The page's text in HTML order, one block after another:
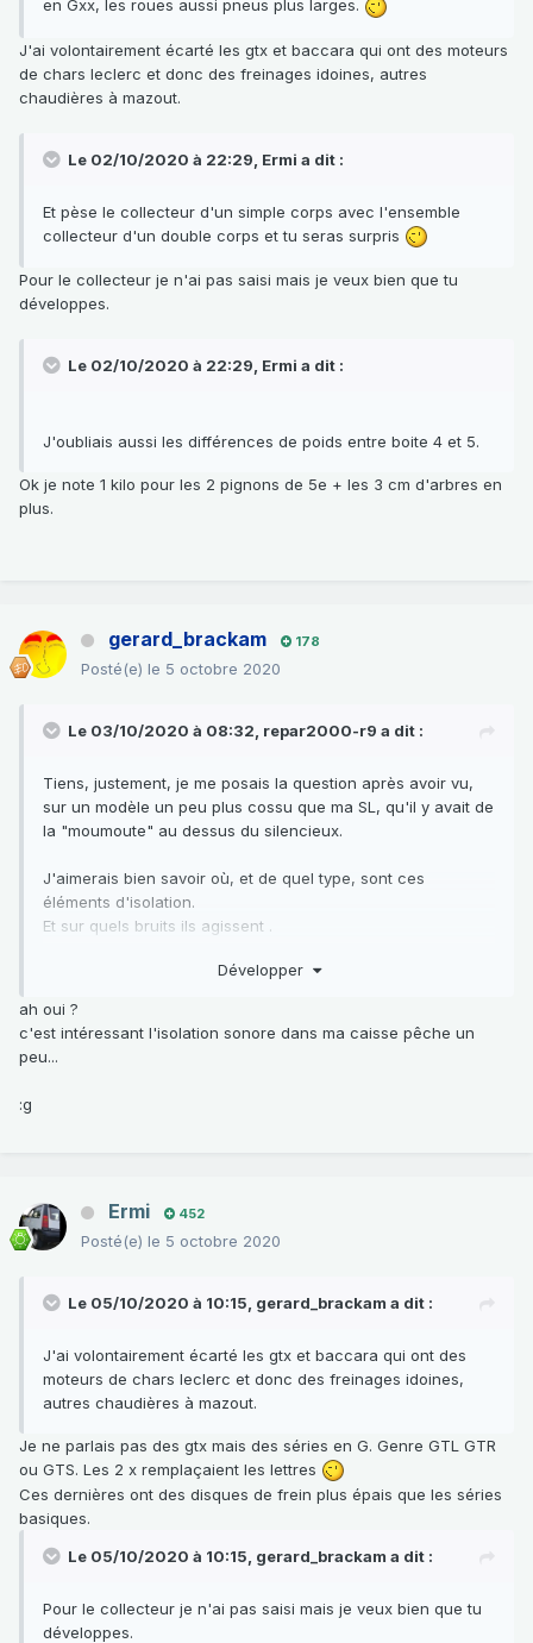
en Gxx, les roues aussi pneus plus larges.
J'ai volontairement écarté les gtx et baccara qui ont des moteurs
de chars leclerc et donc des freinages idoines, autres
chaudières à mazout.
Le 02/10/2020 à 22:29, Ermi a dit :
Et pèse le collecteur d'un simple corps avec l'ensemble
collecteur d'un double corps et tu seras surpris
Pour le collecteur je n'ai pas saisi mais je veux bien que tu
développes.
Le 02/10/2020 à 22:29, Ermi a dit :
J'oubliais aussi les différences de poids entre boite 4 et 5.
Ok je note 1 kilo pour les 2 pignons de 5e + les 3 cm d'arbres en
plus.
gerard_brackam 178
Posté(e) le 5 octobre 2020
Le 03/10/2020 à 08:32, repar2000-r9 a dit :
Tiens, justement, je me posais la question après avoir vu,
sur un modèle un peu plus cossu que ma SL, qu'il y avait de
la "moumoute" au dessus du silencieux.
J'aimerais bien savoir où, et de quel type, sont ces
éléments d'isolation.
Et sur quels bruits ils agissent .
Développer
ah oui ?
c'est intéressant l'isolation sonore dans ma caisse pêche un
peu...
:g
Ermi 452
Posté(e) le 5 octobre 2020
Le 05/10/2020 à 10:15, gerard_brackam a dit :
J'ai volontairement écarté les gtx et baccara qui ont des
moteurs de chars leclerc et donc des freinages idoines,
autres chaudières à mazout.
Je ne parlais pas des gtx mais des séries en G. Genre GTL GTR
ou GTS. Les 2 x remplaçaient les lettres
Ces dernières ont des disques de frein plus épais que les séries
basiques.
Le 05/10/2020 à 10:15, gerard_brackam a dit :
Pour le collecteur je n'ai pas saisi mais je veux bien que tu
développes.